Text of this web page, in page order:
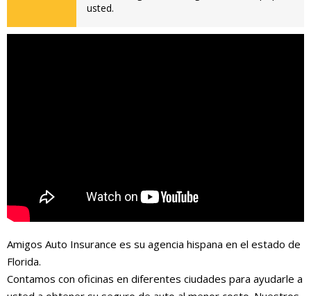
usted.
Amigos Auto Insurance es su agencia hispana en el estado de
Florida.
Contamos con oficinas en diferentes ciudades para ayudarle a